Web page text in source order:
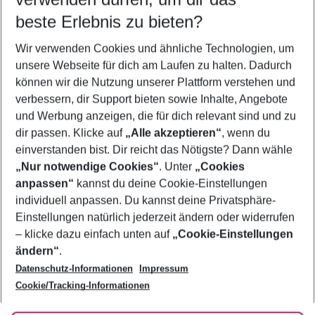
Flug & Hotel Ixia
Familienurlaub Ixia
Last Minute Ixia
Pauschalreisen Ixia
Urlaub Ixia
Footer
Footer navigation
Über uns
AGB
Bestpreisgarantie
Cookie-Einstellungen ändern
Cookie-Richtlinie
Agenturbetreuung
Barrierefreies Reisen
Folge uns
beste Erlebnis zu bieten?
Wir verwenden Cookies und ähnliche Technologien, um
unsere Webseite für dich am Laufen zu halten. Dadurch
können wir die Nutzung unserer Plattform verstehen und
verbessern, dir Support bieten sowie Inhalte, Angebote
und Werbung anzeigen, die für dich relevant sind und zu
dir passen. Klicke auf „Alle akzeptieren“, wenn du
einverstanden bist. Dir reicht das Nötigste? Dann wähle
„Nur notwendige Cookies“. Unter „Cookies
anpassen“ kannst du deine Cookie-Einstellungen
individuell anpassen. Du kannst deine Privatsphäre-
Einstellungen natürlich jederzeit ändern oder widerrufen
– klicke dazu einfach unten auf „Cookie-Einstellungen
ändern“.
Datenschutz-Informationen
Impressum
Cookie/Tracking-Informationen